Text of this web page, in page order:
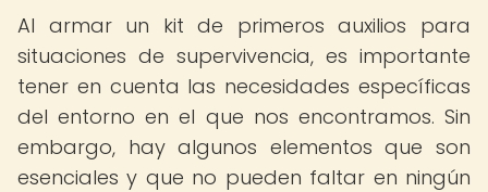
Al armar un kit de primeros auxilios para
situaciones de supervivencia, es importante
tener en cuenta las necesidades específicas
del entorno en el que nos encontramos. Sin
embargo, hay algunos elementos que son
esenciales y que no pueden faltar en ningún